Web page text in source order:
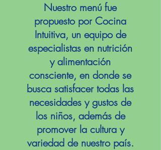
Nuestro menú fue
propuesto por Cocina
Intuitiva, un equipo de
especialistas en nutrición
y alimentación
consciente, en donde se
busca satisfacer todas las
necesidades y gustos de
los niños, además de
promover la cultura y
variedad de nuestro país.